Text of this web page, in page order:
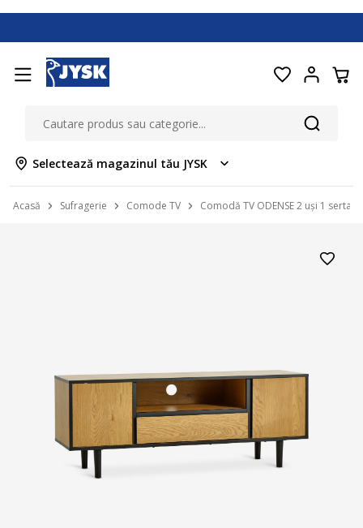
Selectează magazinul tău JYSK
Acasă Sufragerie Comode TV Comodă TV ODENSE 2 uși 1